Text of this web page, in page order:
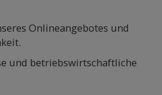
Onlineangebotes und
und betriebswirtschaftliche